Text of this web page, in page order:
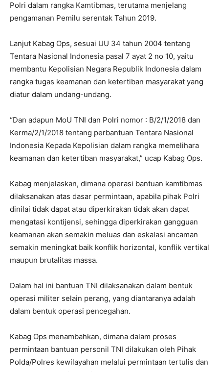
Polri dalam rangka Kamtibmas, terutama menjelang
pengamanan Pemilu serentak Tahun 2019.
Lanjut Kabag Ops, sesuai UU 34 tahun 2004 tentang
Tentara Nasional Indonesia pasal 7 ayat 2 no 10, yaitu
membantu Kepolisian Negara Republik Indonesia dalam
rangka tugas keamanan dan ketertiban masyarakat yang
diatur dalam undang-undang.
“Dan adapun MoU TNI dan Polri nomor : B/2/1/2018 dan
Kerma/2/1/2018 tentang perbantuan Tentara Nasional
Indonesia Kepada Kepolisian dalam rangka memelihara
keamanan dan ketertiban masyarakat,” ucap Kabag Ops.
Kabag menjelaskan, dimana operasi bantuan kamtibmas
dilaksanakan atas dasar permintaan, apabila pihak Polri
dinilai tidak dapat atau diperkirakan tidak akan dapat
mengatasi kontijensi, sehingga diperkirakan gangguan
keamanan akan semakin meluas dan eskalasi ancaman
semakin meningkat baik konflik horizontal, konflik vertikal
maupun brutalitas massa.
Dalam hal ini bantuan TNI dilaksanakan dalam bentuk
operasi militer selain perang, yang diantaranya adalah
dalam bentuk operasi pencegahan.
Kabag Ops menambahkan, dimana dalam proses
permintaan bantuan personil TNI dilakukan oleh Pihak
Polda/Polres kewilayahan melalui permintaan tertulis dan